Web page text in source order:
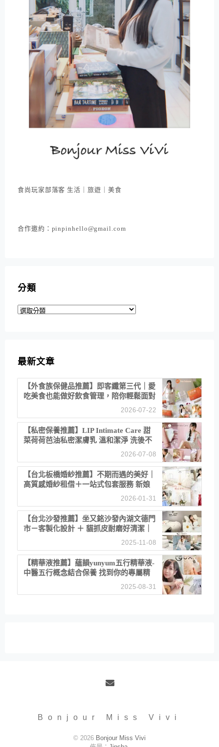
食尚玩家部落客 生活｜旅遊｜美食
合作邀約：pinpinhello@gmail.com
分類
分
最新文章
【外食族保健品推薦】即客纖第三代｜愛
吃美食也能做好飲食管理，陪你輕鬆面對
2026-07-22
【私密保養推薦】LIP Intimate Care 甜
菜荷荷芭油私密潔膚乳 溫和潔淨 洗後不
2026-07-08
【台北板橋婚紗推薦】不期而遇的美好｜
高質感婚紗租借＋一站式包套服務 新娘
2026-01-31
【台北沙發推薦】坐又銘沙發內湖文德門
市－客製化設計 ＋ 貓抓皮耐磨好清潔｜
直營直銷、價格透明 高CP值打造夢想
2025-11-08
【精華液推薦】蘊韻yunyum五行精華液-
中醫五行概念結合保養 找到你的專屬精
華！ 水㊀土㊀就選「潤・賦精華」維持
2025-08-31
Bonjour Miss Vivi
© 2026 Bonjour Miss Vivi